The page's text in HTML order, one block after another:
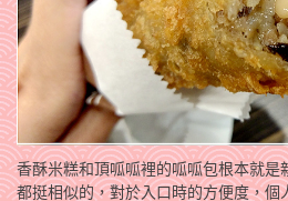
香酥米糕和頂呱呱裡的呱呱包根本就是
都挺相似的，對於入口時的方便度，個